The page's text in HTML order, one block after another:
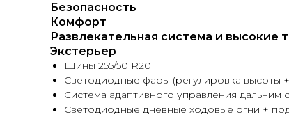
Безопасность
Комфорт
Развлекательная система и высокие
Экстерьер
Шины 255/50 R20
Светодиодные фары (регулировка высоты
Система адаптивного управления
Светодиодные дневные ходовые огни +